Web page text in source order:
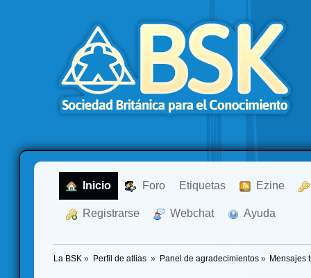
Inicio Foro Etiquetas Ezine
Registrarse Webchat Ayuda
La BSK » Perfil de atlias » Panel de agradecimientos» Mensajes